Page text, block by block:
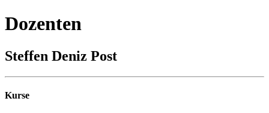
Dozenten
Steffen Deniz Post
Kurse